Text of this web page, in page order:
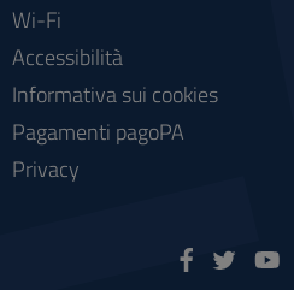
Wi-Fi
Accessibilità
Informativa sui cookies
Pagamenti pagoPA
Privacy